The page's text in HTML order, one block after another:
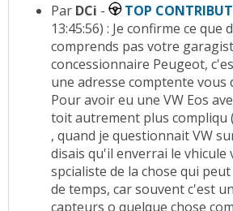
Par DCi - TOP
13:45:56) : Je confirme ce que
comprends pas votre
concessionnaire Peugeot,
une adresse comptente vous
Pour avoir eu une VW Eos
toit autrement plus compliqu
, quand je questionnait VW
disais qu'il enverrai le vhicule
spcialiste de la chose qui
de temps, car souvent c'est
capteurs o quelque chose